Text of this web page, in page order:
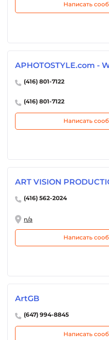
Написать
APHOTOSTYLE.com -
(416) 801-7122
(416) 801-7122
Написать
ART VISION
(416) 562-2024
n/a
Написать
ArtGB
(647) 994-8845
Написать